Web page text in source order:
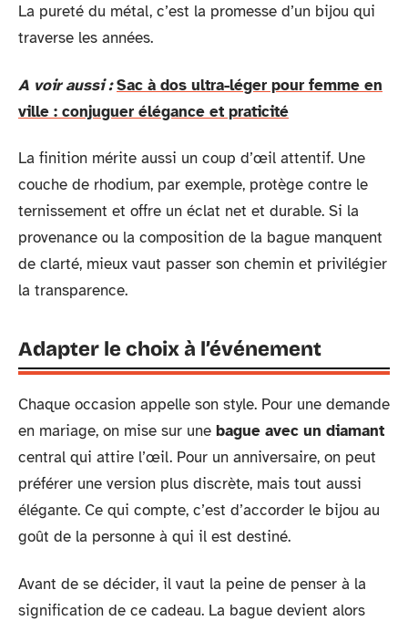
La pureté du métal, c’est la promesse d’un bijou qui
traverse les années.
A voir aussi : Sac à dos ultra-léger pour femme en
ville : conjuguer élégance et praticité
La finition mérite aussi un coup d’œil attentif. Une
couche de rhodium, par exemple, protège contre le
ternissement et offre un éclat net et durable. Si la
provenance ou la composition de la bague manquent
de clarté, mieux vaut passer son chemin et privilégier
la transparence.
Adapter le choix à l’événement
Chaque occasion appelle son style. Pour une demande
en mariage, on mise sur une bague avec un diamant
central qui attire l’œil. Pour un anniversaire, on peut
préférer une version plus discrète, mais tout aussi
élégante. Ce qui compte, c’est d’accorder le bijou au
goût de la personne à qui il est destiné.
Avant de se décider, il vaut la peine de penser à la
signification de ce cadeau. La bague devient alors